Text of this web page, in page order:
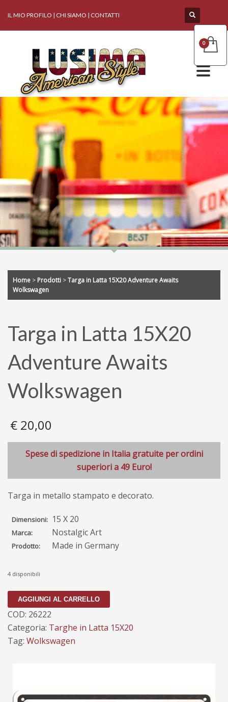
IL MIO PROFILO | CHI SIAMO | CONTATTI
Home > Prodotti >Targa in Latta 15X20 Adventure Awaits
Wolkswagen
Targa in Latta 15X20
Adventure Awaits
Wolkswagen
€ 20,00
Spese di spedizione in Italia gratuite per ordini
superiori a 49 Euro!
Targa in metallo stampato e decorato.
Dimensioni: 15 X 20
Marca: Nostalgic Art
Prodotto: Made in Germany
4 disponibili
Targa
in
Latta
15X20
quantità
AGGIUNGI AL CARRELLO
COD: 26222
Categoria: Targhe in Latta 15X20
Tag: Wolkswagen